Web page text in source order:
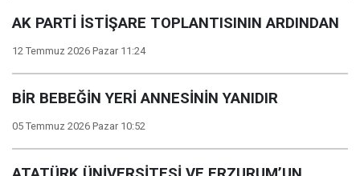
AK PARTİ İSTİŞARE TOPLANTISININ ARDINDAN
12 Temmuz 2026 Pazar 11:24
BİR BEBEĞİN YERİ ANNESİNİN YANIDIR
05 Temmuz 2026 Pazar 10:52